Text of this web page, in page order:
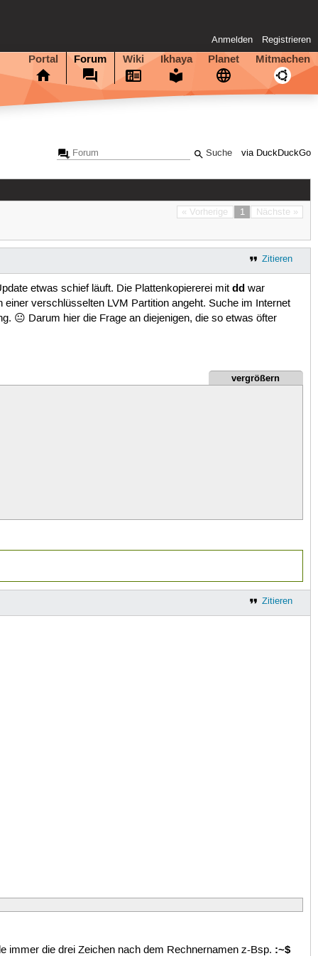
Anmelden Registrieren
Portal Forum Wiki Ikhaya Planet Mitmachen
via DuckDuckGo
« Vorherige 1 Nächste »
Zitieren
etwas schief läuft. Die Plattenkopiererei mit ddwar
verschlüsselten LVM Partition angeht. Suche im Internet
😐 Darum hier die Frage an diejenigen, die so etwas öfter
vergrößern
Zitieren
immer die drei Zeichen nach dem Rechnernamen z-Bsp. :~$